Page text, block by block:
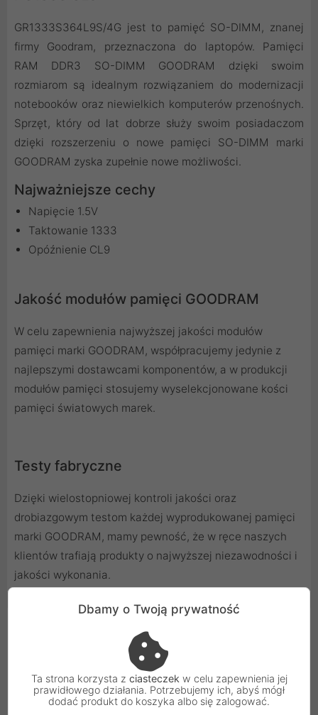
GR1333S364L9S/4G jest to pamięć SO-DIMM, znanej
firmy Goodram, przeznaczona do laptopów. Pamięci
RAM DDR3 SO-DIMM GOODRAM dzięki swoim
rozmiarom są idealnym rozwiązaniem do modernizacji
notebooków oraz niewielkich komputerów przenośnych.
Sprzęt, który od lat dobrze służy swoim posiadaczom
dzięki rozszerzeniu o nowe pamięci SO-DIMM marki
GOODRAM zyska zupełnie nowe możliwości.
Najważniejsze cechy
Napięcie 1.5V
Taktowanie 1333
Opóźnienie CL9
Jakość modułów pamięci GOODRAM
W celu zapewnienia najwyższej jakości modułów
pamięci marki GOODRAM, współpracujemy jedynie z
najlepszymi dostawcami komponentów, a w produkcji
modułów pamięci stosujemy wyselekcjonowane kości
pamięci światowych marek.
Testy fabryczne
Dzięki wielostopniowej kontroli jakości oraz
drobiazgowym testom każdej wyprodukowanej pamięci
marki GOODRAM, mamy pewność, że w ręce naszych
klientów trafiają produkty o najwyższej niezawodności i
jakości wykonania.
SO-DIMM
Pojemność 4096 MB
Dbamy o Twoją prywatność
Ta strona korzysta z ciasteczek w celu zapewnienia jej
prawidłowego działania. Potrzebujemy ich, abyś mógł
dodać produkt do koszyka albo się zalogować.